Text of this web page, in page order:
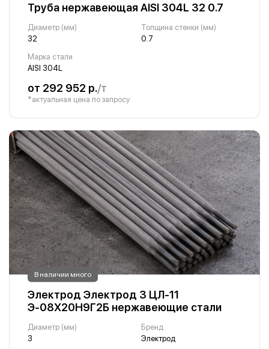
Труба нержавеющая AISI 304L 32 0.7
Диаметр (мм)
32
Толщина стенки (мм)
0.7
Марка стали
AISI 304L
от 292 952 р./т
*актуальная цена по запросу
В наличии много
Электрод Электрод 3 ЦЛ-11
Э-08Х20Н9Г2Б нержавеющие стали
Диаметр (мм)
3
Бренд
Электрод